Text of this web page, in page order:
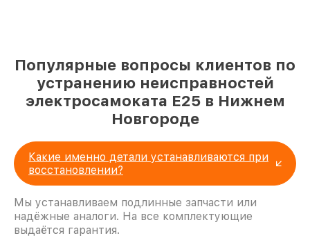
Популярные вопросы клиентов по
устранению неисправностей
электросамоката E25 в Нижнем
Новгороде
Какие именно детали устанавливаются при
восстановлении?
Мы устанавливаем подлинные запчасти или
надёжные аналоги. На все комплектующие
выдаётся гарантия.